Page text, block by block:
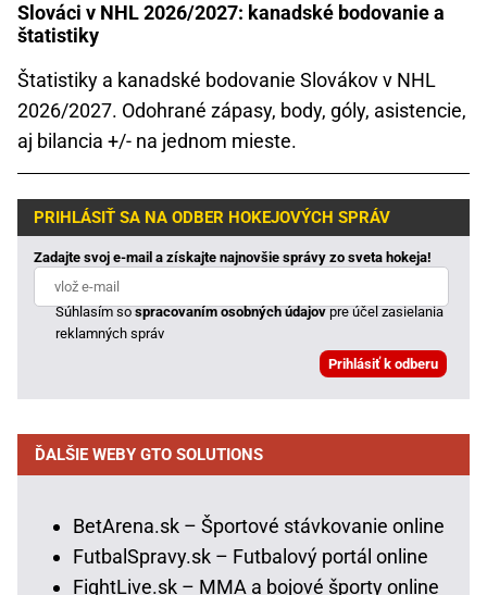
Slováci v NHL 2026/2027: kanadské bodovanie a
štatistiky
Štatistiky a kanadské bodovanie Slovákov v NHL
2026/2027. Odohrané zápasy, body, góly, asistencie,
aj bilancia +/- na jednom mieste.
PRIHLÁSIŤ SA NA ODBER HOKEJOVÝCH SPRÁV
Zadajte svoj e-mail a získajte najnovšie správy zo sveta hokeja!
Súhlasím sospracovaním osobných údajovpre účel zasielania
reklamných správ
ĎALŠIE WEBY GTO SOLUTIONS
BetArena.sk – Športové stávkovanie online
FutbalSpravy.sk – Futbalový portál online
FightLive.sk – MMA a bojové športy online